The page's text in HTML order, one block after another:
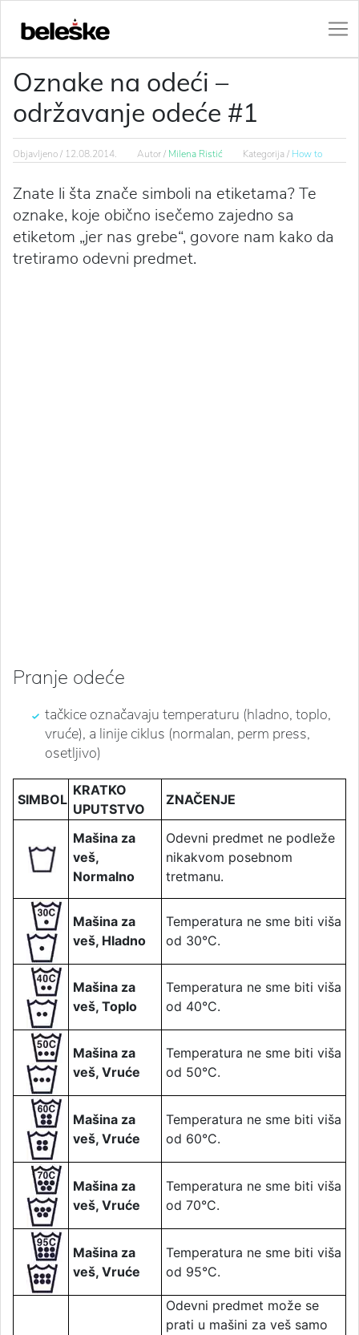
Oznake na odeći –
održavanje odeće #1
Objavljeno / 12.08.2014. Autor / Milena Ristić Kategorija / How to
Znate li šta znače simboli na etiketama? Te
oznake, koje obično isečemo zajedno sa
etiketom „jer nas grebe“, govore nam kako da
tretiramo odevni predmet.
Pranje odeće
tačkice označavaju temperaturu (hladno, toplo,
vruće), a linije ciklus (normalan, perm press,
osetljivo)
SIMBOL
KRATKO
UPUTSTVO
ZNAČENJE
Mašina za
veš,
Normalno
Odevni predmet ne podleže
nikakvom posebnom
tretmanu.
Mašina za
veš, Hladno
Temperatura ne sme biti viša
od 30°C.
Mašina za
veš, Toplo
Temperatura ne sme biti viša
od 40°C.
Mašina za
veš, Vruće
Temperatura ne sme biti viša
od 50°C.
Mašina za
veš, Vruće
Temperatura ne sme biti viša
od 60°C.
Mašina za
veš, Vruće
Temperatura ne sme biti viša
od 70°C.
Mašina za
veš, Vruće
Temperatura ne sme biti viša
od 95°C.
Odevni predmet može se
prati u mašini za veš samo